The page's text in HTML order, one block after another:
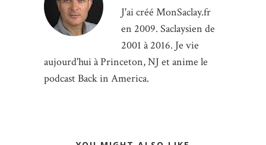
J'ai créé MonSaclay.fr
en 2009. Saclaysien de
2001 à 2016. Je vie
aujourd'hui à Princeton, NJ et anime le
podcast Back in America.